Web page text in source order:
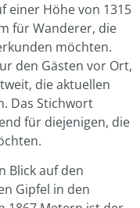
einer Höhe von 1315
für Wanderer, die
möchten.
den Gästen vor Ort,
die aktuellen
Das Stichwort
für diejenigen, die
Blick auf den
Gipfel in den